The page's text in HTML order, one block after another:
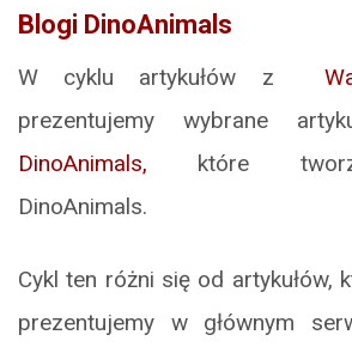
Blogi DinoAnimals
W cyklu artykułów z
prezentujemy wybrane
DinoAnimals, które
DinoAnimals.
Cykl ten różni się od artykułów,
prezentujemy w głównym